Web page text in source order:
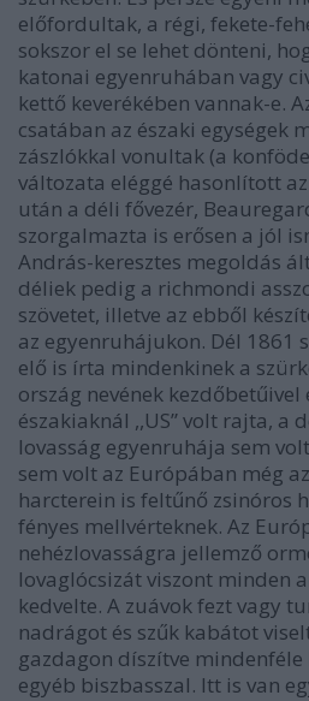
előfordultak, a régi, fekete-
sokszor el se lehet dönteni,
katonai egyenruhában vagy
kettő keverékében vannak-e.
csatában az északi egységek
zászlókkal vonultak (a
változata eléggé hasonlított
után a déli fővezér,
szorgalmazta is erősen a jól
András-keresztes megoldás
déliek pedig a richmondi
szövetet, illetve az ebből
az egyenruhájukon. Dél 1861
elő is írta mindenkinek a
ország nevének
északiaknál ,,US” volt rajta, a
lovasság egyenruhája sem
sem volt az Európában még
harcterein is feltűnő zsinóros
fényes mellvérteknek. Az
nehézlovasságra jellemző
lovaglócsizát viszont minden
kedvelte. A zuávok fezt vagy
nadrágot és szűk kabátot
gazdagon díszítve
egyéb biszbasszal. Itt is van